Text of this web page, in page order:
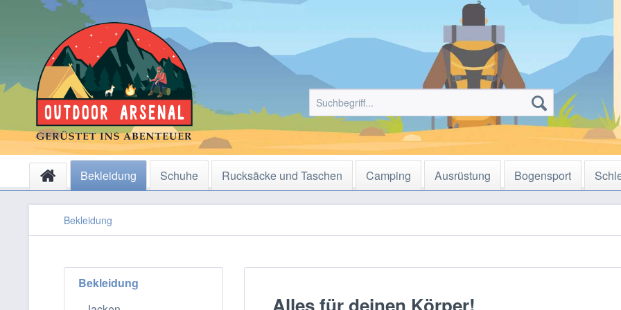
Bekleidung Schuhe Rucksäcke und Taschen Camping Ausrüstung Bogensport
Bekleidung
Bekleidung
Alles für deinen Körper!